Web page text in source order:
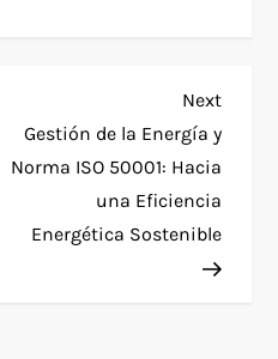
Next
Post
Next
Gestión de la Energía y
Norma ISO 50001: Hacia
una Eficiencia
Energética Sostenible